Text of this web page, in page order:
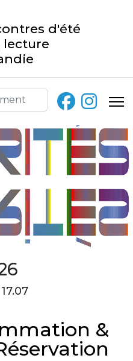
d'été
lecture
&